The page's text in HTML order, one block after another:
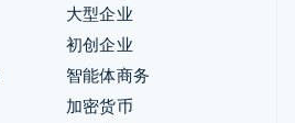
大型企业
初创企业
智能体商务
加密货币